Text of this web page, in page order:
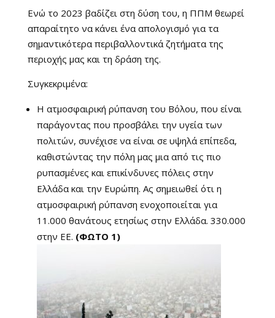
Ενώ το 2023 βαδίζει στη δύση του, η ΠΠΜ θεωρεί
απαραίτητο να κάνει ένα απολογισμό για τα
σημαντικότερα περιβαλλοντικά ζητήματα της
περιοχής μας και τη δράση της.
Συγκεκριμένα:
Η ατμοσφαιρική ρύπανση του Βόλου, που είναι
παράγοντας που προσβάλει την υγεία των
πολιτών, συνέχισε να είναι σε υψηλά επίπεδα,
καθιστώντας την πόλη μας μια από τις πιο
ρυπασμένες και επικίνδυνες πόλεις στην
Ελλάδα και την Ευρώπη. Ας σημειωθεί ότι η
ατμοσφαιρική ρύπανση ενοχοποιείται για
11.000 θανάτους ετησίως στην Ελλάδα. 330.000
στην ΕΕ. (ΦΩΤΟ 1)